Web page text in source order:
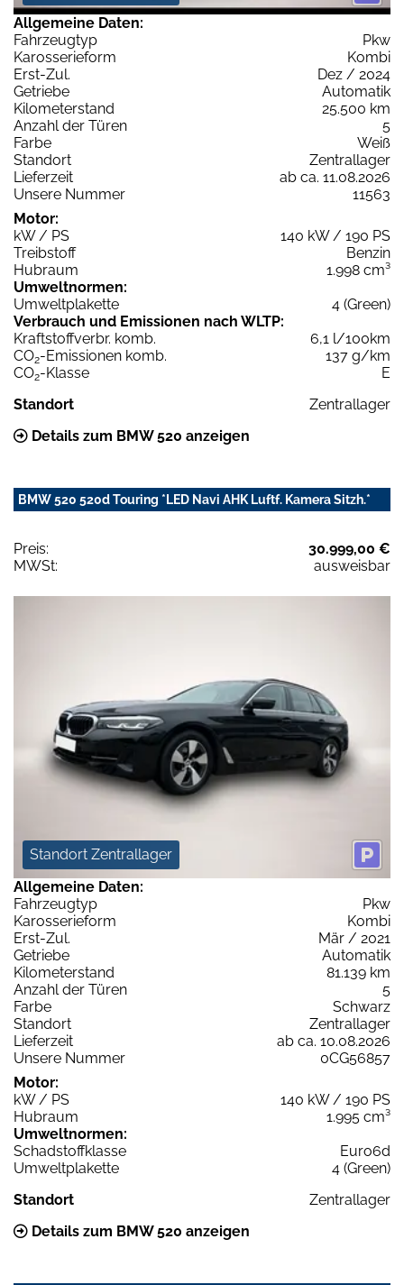
Allgemeine Daten:
Fahrzeugtyp
Pkw
Karosserieform
Kombi
Erst-Zul.
Dez / 2024
Getriebe
Automatik
Kilometerstand
25.500 km
Anzahl der Türen
5
Farbe
Weiß
Standort
Zentrallager
Lieferzeit
ab ca. 11.08.2026
Unsere Nummer
11563
Motor:
kW / PS
140 kW / 190 PS
Treibstoff
Benzin
Hubraum
1.998 cm³
Umweltnormen:
Umweltplakette
4 (Green)
Verbrauch und Emissionen nach WLTP:
Kraftstoffverbr. komb.
6,1 l/100km
CO2-Emissionen komb.
137 g/km
CO2-Klasse
E
Standort
Zentrallager
Details zum BMW 520 anzeigen
BMW 520 520d Touring *LED Navi AHK Luftf. Kamera Sitzh.*
Preis:
30.999,00 €
MWSt:
ausweisbar
Standort Zentrallager
Allgemeine Daten:
Fahrzeugtyp
Pkw
Karosserieform
Kombi
Erst-Zul.
Mär / 2021
Getriebe
Automatik
Kilometerstand
81.139 km
Anzahl der Türen
5
Farbe
Schwarz
Standort
Zentrallager
Lieferzeit
ab ca. 10.08.2026
Unsere Nummer
0CG56857
Motor:
kW / PS
140 kW / 190 PS
Hubraum
1.995 cm³
Umweltnormen:
Schadstoffklasse
Euro6d
Umweltplakette
4 (Green)
Standort
Zentrallager
Details zum BMW 520 anzeigen